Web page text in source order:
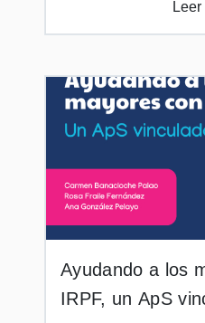
Ayudando a los
IRPF, un ApS